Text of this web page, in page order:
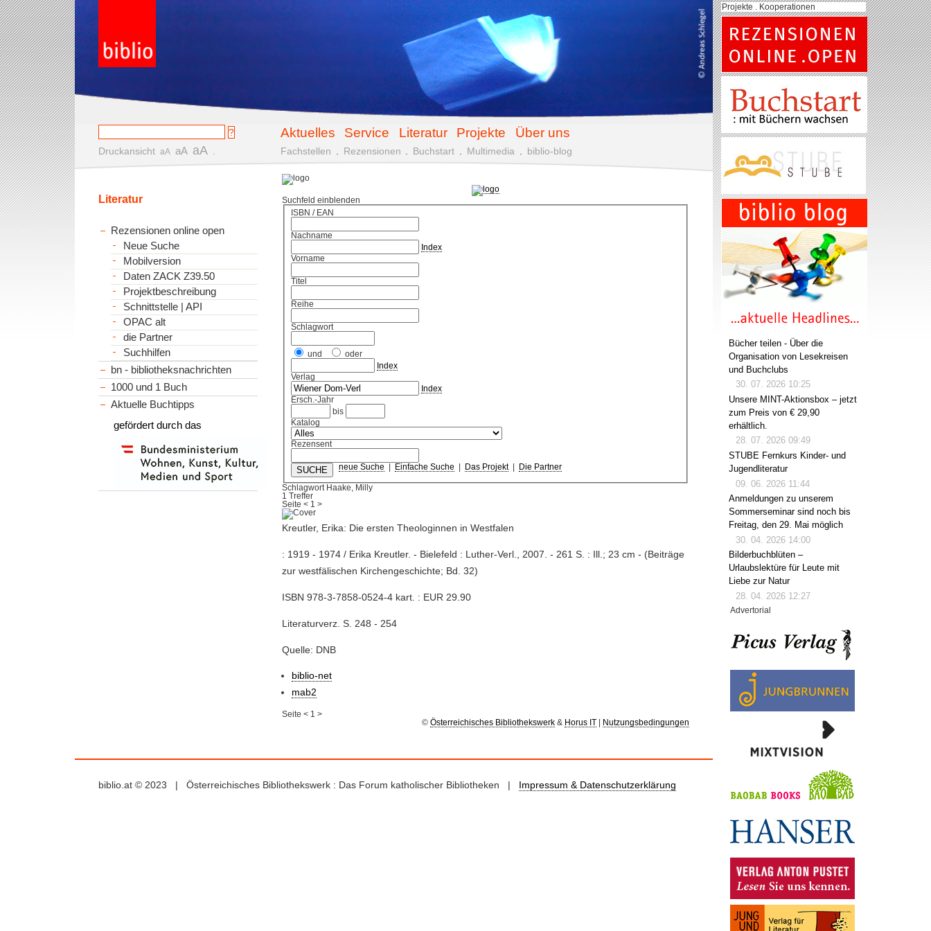
Aktuelles Service Literatur Projekte Über uns
Druckansicht aA aA aA Fachstellen Rezensionen Buchstart Multimedia biblio-blog
Suchfeld einblenden
ISBN / EAN
Nachname
Index
Vorname
Titel
Reihe
Schlagwort
und
oder
Index
Verlag
Index
Ersch.-Jahr
bis
Katalog
Rezensent
neue Suche Einfache Suche Das Projekt| Die Partner
Schlagwort Haake, Milly
1 Treffer
Seite< 1 >
Kreutler, Erika: Die ersten Theologinnen in Westfalen
: 1919 - 1974 / Erika Kreutler. - Bielefeld : Luther-Verl., 2007. - 261 S. : Ill.; 23 cm - (Beiträge
zur westfälischen Kirchengeschichte; Bd. 32)
ISBN 978-3-7858-0524-4 kart. : EUR 29.90
Literaturverz. S. 248 - 254
Quelle: DNB
biblio-net
mab2
Seite< 1 >
© Österreichisches Bibliothekswerk& Horus IT| Nutzungsbedingungen
Literatur
Rezensionen online open
Neue Suche
Mobilversion
Daten ZACK Z39.50
Projektbeschreibung
Schnittstelle | API
OPAC alt
die Partner
Suchhilfen
bn - bibliotheksnachrichten
1000 und 1 Buch
Aktuelle Buchtipps
gefördert durch das
biblio.at © 2023 | Österreichisches Bibliothekswerk : Das Forum katholischer Bibliotheken | Impressum & Datenschutzerklärung
Projekte . Kooperationen
Bücher teilen - Über die
Organisation von Lesekreisen
und Buchclubs
30. 07. 2026 10:25
Unsere MINT-Aktionsbox – jetzt
zum Preis von € 29,90
erhältlich.
28. 07. 2026 09:49
STUBE Fernkurs Kinder- und
Jugendliteratur
09. 06. 2026 11:44
Anmeldungen zu unserem
Sommerseminar sind noch bis
Freitag, den 29. Mai möglich
30. 04. 2026 14:00
Bilderbuchblüten –
Urlaubslektüre für Leute mit
Liebe zur Natur
28. 04. 2026 12:27
Advertorial